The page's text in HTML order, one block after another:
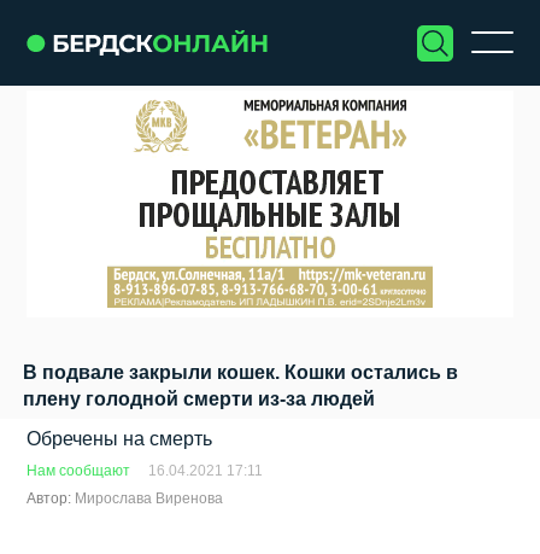
В подвале закрыли кошек. Кошки остались в
плену голодной смерти из-за людей
Обречены на смерть
Нам сообщают
16.04.2021 17:11
Автор: Мирослава Виренова